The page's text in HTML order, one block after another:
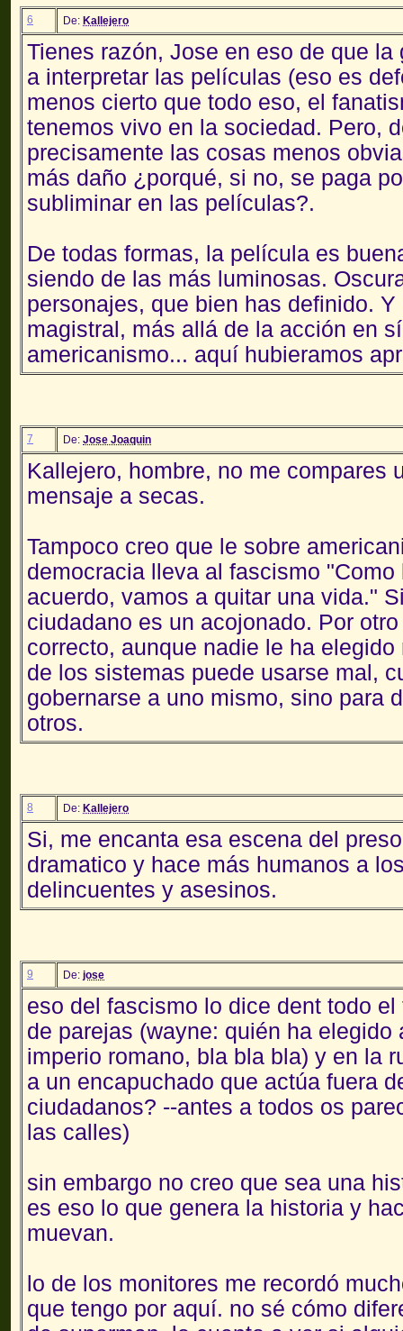
6 De: Kallejero
Tienes razón, Jose en eso de que
a interpretar las películas (eso es
menos cierto que todo eso, el
tenemos vivo en la sociedad. Pero,
precisamente las cosas menos
más daño ¿porqué, si no, se paga
subliminar en las películas?.
De todas formas, la película es
siendo de las más luminosas.
personajes, que bien has definido.
magistral, más allá de la acción en
americanismo... aquí hubieramos
7 De: Jose Joaquin
Kallejero, hombre, no me compares
mensaje a secas.
Tampoco creo que le sobre
democracia lleva al fascismo
acuerdo, vamos a quitar una vida."
ciudadano es un acojonado. Por
correcto, aunque nadie le ha
de los sistemas puede usarse mal,
gobernarse a uno mismo, sino para
otros.
8 De: Kallejero
Si, me encanta esa escena del
dramatico y hace más humanos a
delincuentes y asesinos.
9 De: jose
eso del fascismo lo dice dent todo
de parejas (wayne: quién ha elegido
imperio romano, bla bla bla) y en la
a un encapuchado que actúa fuera
ciudadanos? --antes a todos os
las calles)
sin embargo no creo que sea una
es eso lo que genera la historia y
muevan.
lo de los monitores me recordó
que tengo por aquí. no sé cómo